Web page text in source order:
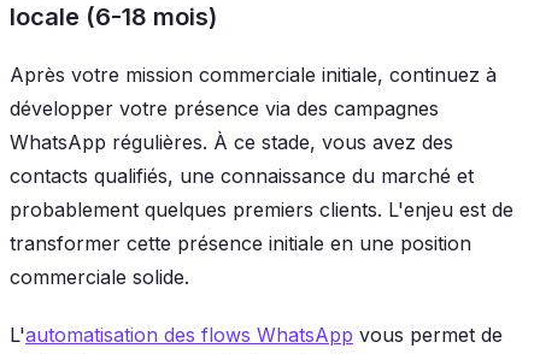
locale (6-18 mois)
Après votre mission commerciale initiale, continuez à
développer votre présence via des campagnes
WhatsApp régulières. À ce stade, vous avez des
contacts qualifiés, une connaissance du marché et
probablement quelques premiers clients. L'enjeu est de
transformer cette présence initiale en une position
commerciale solide.
L'automatisation des flows WhatsApp vous permet de